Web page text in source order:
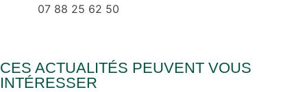
07 88 25 62 50
CES ACTUALITÉS PEUVENT VOUS
INTÉRESSER